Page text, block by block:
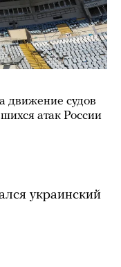
движение судов
атак России
украинский